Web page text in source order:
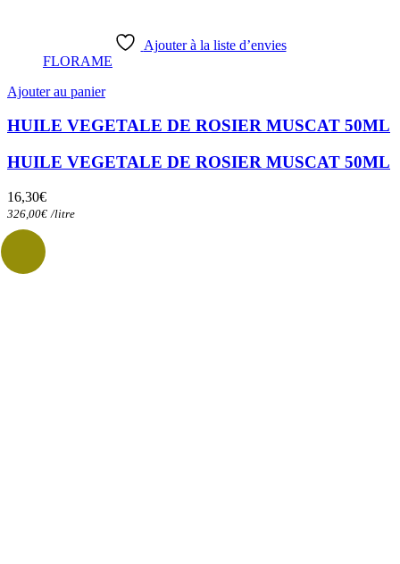
Ajouter à la liste d’envies
FLORAME
Ajouter au panier
HUILE VEGETALE DE ROSIER MUSCAT 50ML
HUILE VEGETALE DE ROSIER MUSCAT 50ML
16,30€
326,00€ /litre